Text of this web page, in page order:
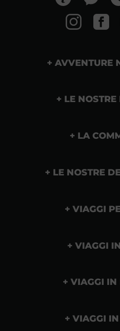
AVVENTURE
LE
LA
LE NOSTRE
VIAGGI
VIAGGI
VIAGGI IN
VIAGGI